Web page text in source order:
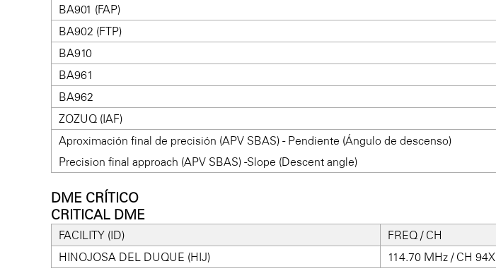
BA901 (FAP)
BA902 (FTP)
BA910
BA961
BA962
ZOZUQ (IAF)
Aproximación final de precisión (APV SBAS) - Pendiente (Ángulo de descenso)
Precision final approach (APV SBAS) -Slope (Descent angle)
DME CRÍTICO
CRITICAL DME
FACILITY (ID) FREQ / CH
HINOJOSA DEL DUQUE (HIJ)
114.70 MHz / CH 94X